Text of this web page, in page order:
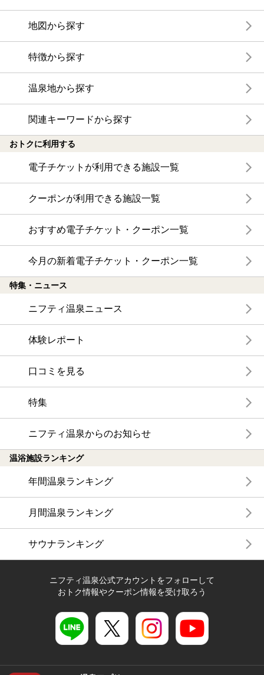
地図から探す
特徴から探す
温泉地から探す
関連キーワードから探す
おトクに利用する
電子チケットが利用できる施設一覧
クーポンが利用できる施設一覧
おすすめ電子チケット・クーポン一覧
今月の新着電子チケット・クーポン一覧
特集・ニュース
ニフティ温泉ニュース
体験レポート
口コミを見る
特集
ニフティ温泉からのお知らせ
温浴施設ランキング
年間温泉ランキング
月間温泉ランキング
サウナランキング
ニフティ温泉公式アカウントをフォローして
おトク情報やクーポン情報を受け取ろう